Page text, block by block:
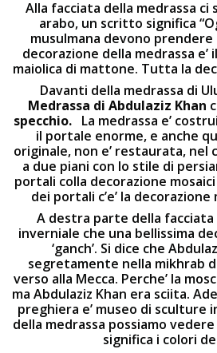
Alla facciata della medrassa
arabo, un scritto significa
musulmana devono prendere
decorazione della medrassa
maiolica di mattone. Tutta la
Davanti della medrassa di
Medrassa di Abdulaziz Khan
specchio.La medrassa e’
il portale enorme, e anche
originale, non e’ restaurata, nel
a due piani con lo stile di
portali colla decorazione
dei portali c’e’ la
A destra parte della facciata
inverniale che una bellissima
‘ganch’. Si dice che
segretamente nella mikhrab
verso alla Mecca. Perche’ la
ma Abdulaziz Khan era sciita.
preghiera e’ museo di sculture
della medrassa possiamo
significa i colori